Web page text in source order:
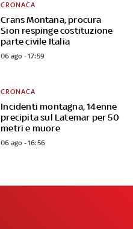
Crans Montana, procura
Sion respinge costituzione
parte civile Italia
CRONACA
06 ago - 17:59
Incidenti montagna, 14enne
precipita sul Latemar per 50
metri e muore
CRONACA
06 ago - 16:56